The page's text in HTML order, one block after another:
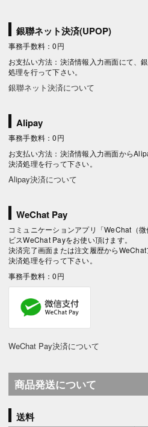
銀聯ネット決済(UPOP)
事務手数料：0円
お支払い方法：決済情報入力画面にて、
処理を行って下さい。
銀聯ネット決済について
Alipay
事務手数料：0円
お支払い方法：決済情報入力画面から
決済処理を行って下さい。
Alipay決済について
WeChat Pay
コミュニケーションアプリ「WeChat（
ビスWeChat Payをお使い頂けます。
決済完了画面または注文履歴からWeChat
決済処理を行って下さい。
事務手数料：0円
WeChat Pay決済について
商品発送について
送料